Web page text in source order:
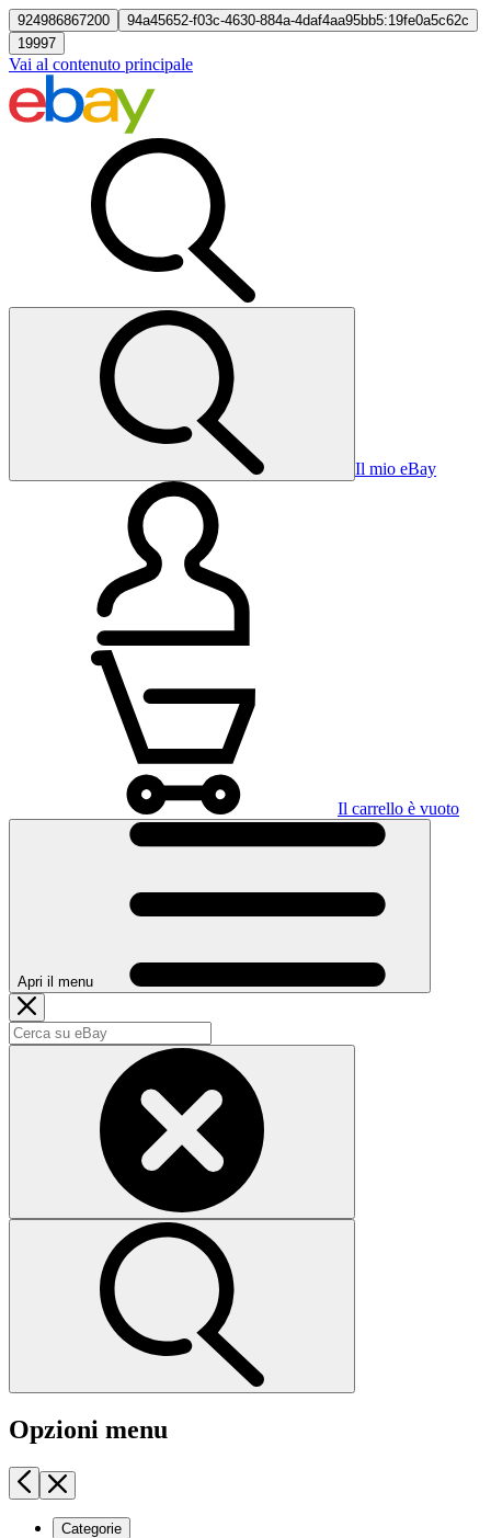
924986867200
94a45652-f03c-4630-884a-4daf4aa95bb5:19fe0a5c62c
19997
Vai al contenuto principale
Il mio eBay
Il carrello è vuoto
Apri il menu
Opzioni menu
Categorie